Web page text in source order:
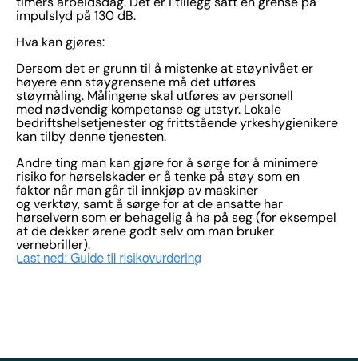
impulslyd på 130 dB.
Hva kan gjøres:
Dersom det er grunn til å mistenke at støynivået er
høyere enn støygrensene må det utføres
støymåling. Målingene skal utføres av personell
med nødvendig kompetanse og utstyr. Lokale
bedriftshelsetjenester og frittstående yrkeshygienikere
kan tilby denne tjenesten.
Andre ting man kan gjøre for å sørge for å minimere
risiko for hørselskader er å tenke på støy som en
faktor når man går til innkjøp av maskiner
og verktøy, samt å sørge for at de ansatte har
hørselvern som er behagelig å ha på seg (for eksempel
at de dekker ørene godt selv om man bruker
vernebriller).